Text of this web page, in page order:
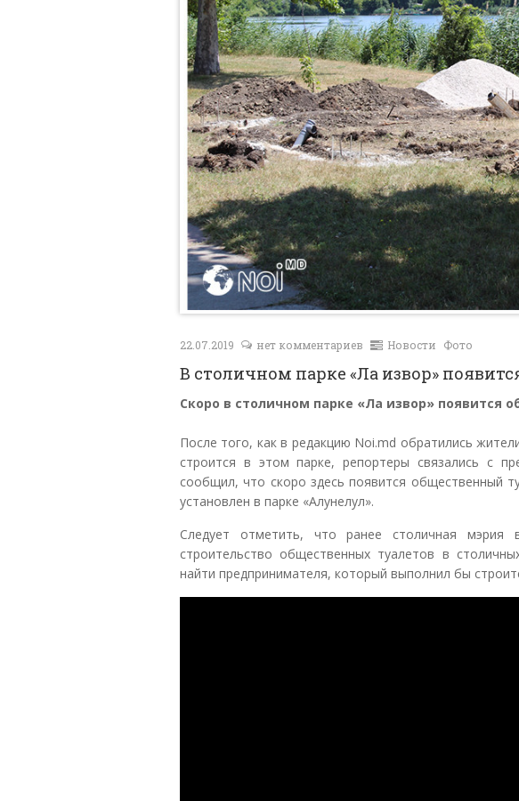
22.07.2019 нет комментариев Новости Фото
В столичном парке «Ла извор»
Скоро в столичном парке «Ла извор» появится
После того, как в редакцию Noi.md обратились
строится в этом парке, репортеры связались с
сообщил, что скоро здесь появится общественный
установлен в парке «Алунелул».
Следует отметить, что ранее столичная
строительство общественных туалетов в
найти предпринимателя, который выполнил бы